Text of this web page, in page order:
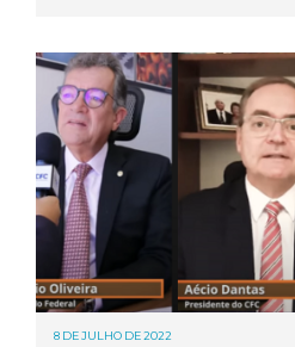
8 DE JULHO DE 2022